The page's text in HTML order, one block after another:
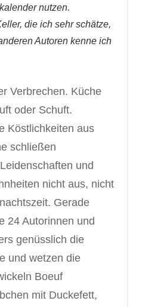
nutzen.
die ich sehr schätze,
Autoren kenne ich
Verbrechen. Küche
oder Schuft.
Köstlichkeiten aus
schließen
und
nicht aus, nicht
Gerade
24 Autorinnen und
genüsslich die
und wetzen die
Boeuf
mit Duckefett,